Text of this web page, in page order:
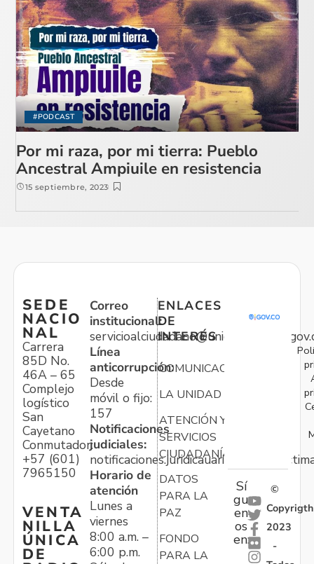
#PODCAST
Por mi raza, por mi tierra: Pueblo
Ancestral Ampiuile en resistencia
15 septiembre, 2023
SEDE
NACIO
NAL
Carrera
85D No.
46A – 65
Complejo
logístico
San
Cayetano
Conmutador:
+57 (601)
7965150
VENTA
NILLA
ÚNICA
DE
Correo
institucional:
Línea
anticorrupción:
Desde
móvil o fijo:
157
Notificaciones
judiciales:
Horario de
atención
Lunes a
viernes
8:00 a.m. –
6:00 p.m.
ENLACES
DE
INTERÉS
COMUNICACIONES
LA UNIDAD
ATENCIÓN Y
SERVICIOS
CIUDADANÍA
DATOS
PARA LA
PAZ
FONDO
PARA LA
Sí
gu
en
os
en:
©
Copyrigth
2023
-